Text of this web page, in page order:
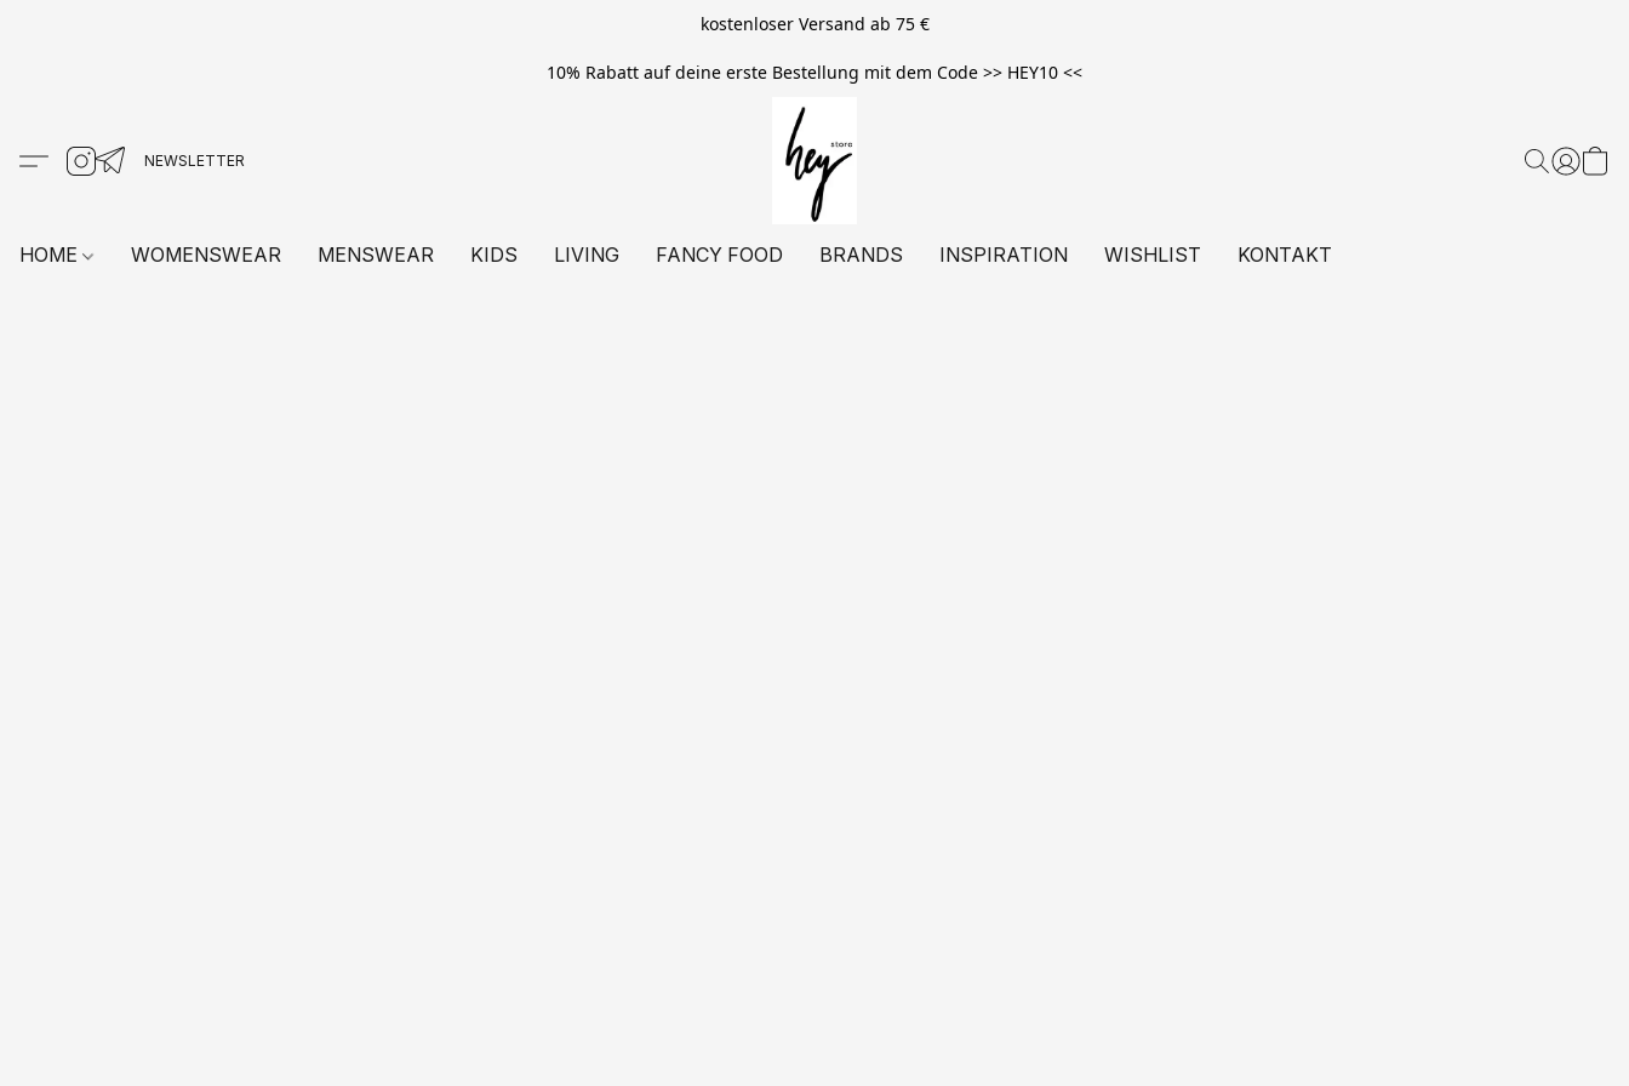
kostenloser Versand ab 75 €
10% Rabatt auf deine erste Bestellung mit dem Code >> HEY10 <<
HOME WOMENSWEAR MENSWEAR KIDS LIVING FANCY FOOD BRANDS INSPIRATION WISHLIST KONTAKT